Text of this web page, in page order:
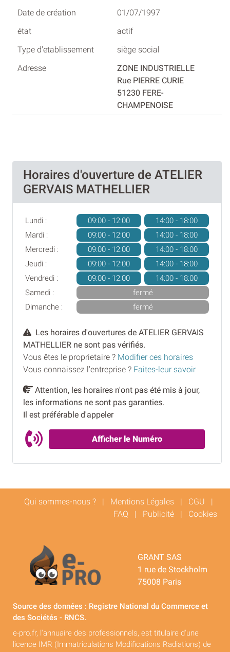
01/07/1997
actif
siège social
ZONE INDUSTRIELLE
Rue PIERRE CURIE
51230 FERE-
CHAMPENOISE
Horaires d'ouverture de ATELIER
GERVAIS MATHELLIER
Lundi : 09:00 - 12:00
14:00 - 18:00
Mardi :
09:00 - 12:00
14:00 - 18:00
Mercredi :
09:00 - 12:00
14:00 - 18:00
Jeudi :
09:00 - 12:00
14:00 - 18:00
Vendredi :
09:00 - 12:00
14:00 - 18:00
Samedi :
fermé
Dimanche :
fermé
Les horaires d'ouvertures de ATELIER GERVAIS
MATHELLIER ne sont pas vérifiés.
Vous êtes le proprietaire ? Modifier ces horaires
Vous connaissez l'entreprise ? Faites-leur savoir
Attention, les horaires n'ont pas été mis à jour,
les informations ne sont pas garanties.
Il est préférable d'appeler
Afficher le Numéro
Qui sommes-nous ? | Mentions Légales | CGU |
FAQ | Publicité | Cookies
GRANT SAS
1 rue de Stockholm
75008 Paris
Source des données : Registre National du Commerce et
des Sociétés - RNCS.
e-pro.fr, l'annuaire des professionnels, est titulaire d'une
licence IMR (Immatriculations Modifications Radiations) de